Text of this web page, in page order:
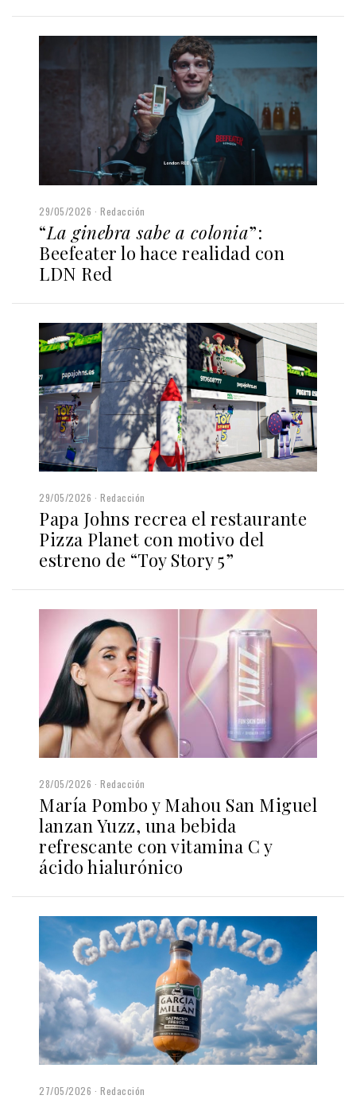
29/05/2026 Redacción
“La ginebra sabe a colonia”:
Beefeater lo hace realidad con
LDN Red
29/05/2026 Redacción
Papa Johns recrea el restaurante
Pizza Planet con motivo del
estreno de “Toy Story 5”
28/05/2026 Redacción
María Pombo y Mahou San Miguel
lanzan Yuzz, una bebida
refrescante con vitamina C y
ácido hialurónico
27/05/2026 Redacción